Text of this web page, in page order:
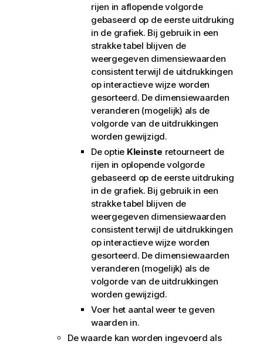
rijen in aflopende volgorde
gebaseerd op de eerste uitdruking
in de grafiek. Bij gebruik in een
strakke tabel blijven de
weergegeven dimensiewaarden
consistent terwijl de uitdrukkingen
op interactieve wijze worden
gesorteerd. De dimensiewaarden
veranderen (mogelijk) als de
volgorde van de uitdrukkingen
worden gewijzigd.
De optie Kleinste retourneert de
rijen in oplopende volgorde
gebaseerd op de eerste uitdruking
in de grafiek. Bij gebruik in een
strakke tabel blijven de
weergegeven dimensiewaarden
consistent terwijl de uitdrukkingen
op interactieve wijze worden
gesorteerd. De dimensiewaarden
veranderen (mogelijk) als de
volgorde van de uitdrukkingen
worden gewijzigd.
Voer het aantal weer te geven
waarden in.
De waarde kan worden ingevoerd als